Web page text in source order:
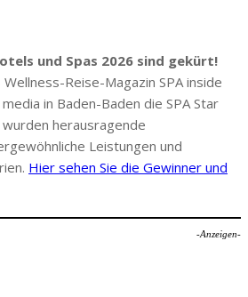
und Spas 2026 sind gekürt!
Reise-Magazin SPA inside
in Baden-Baden die SPA Star
herausragende
Leistungen und
Hier sehen Sie die Gewinner und
-Anzeigen-